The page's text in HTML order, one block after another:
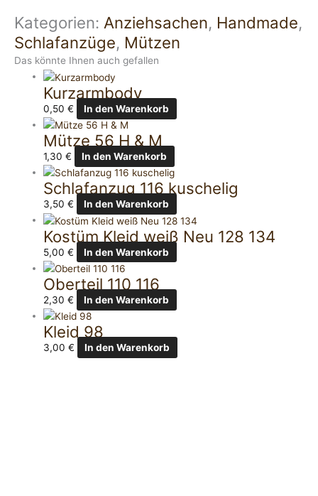
Kategorien: Anziehsachen, Handmade,
Schlafanzüge, Mützen
Das könnte Ihnen auch gefallen
Kurzarmbody
0,50€ In den Warenkorb
Mütze 56 H & M
1,30€ In den Warenkorb
Schlafanzug 116 kuschelig
3,50€ In den Warenkorb
Kostüm Kleid weiß Neu 128 134
5,00€ In den Warenkorb
Oberteil 110 116
2,30€ In den Warenkorb
Kleid 98
3,00€ In den Warenkorb